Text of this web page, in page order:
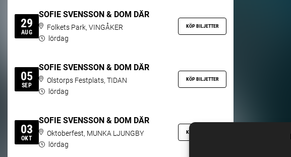
29
AUG
SOFIE SVENSSON & DOM DÄR
Folkets Park, VINGÅKER
lördag
KÖP BILJETTER
05
SEP
SOFIE SVENSSON & DOM DÄR
Olstorps Festplats, TIDAN
lördag
KÖP BILJETTER
03
OKT
SOFIE SVENSSON & DOM DÄR
Oktoberfest, MUNKA LJUNGBY
lördag
KÖP BILJETTER